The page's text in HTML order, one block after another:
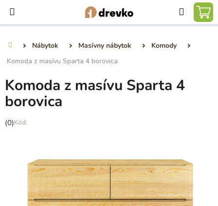
obsah
Hľadať
Nábytok Masívny nábytok
Komody
Komoda z masívu Sparta 4 borovica
Komoda z masívu Sparta 4
borovica
Priemerné
hviezdičiek.
(0)